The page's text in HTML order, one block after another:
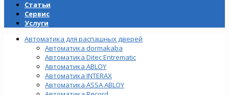
Статьи
Сервис
Услуги
Автоматика для распашных дверей
Автоматика dormakaba
Автоматика Ditec Entrematic
Автоматика ABLOY
Автоматика INTERAX
Автоматика ASSA ABLOY